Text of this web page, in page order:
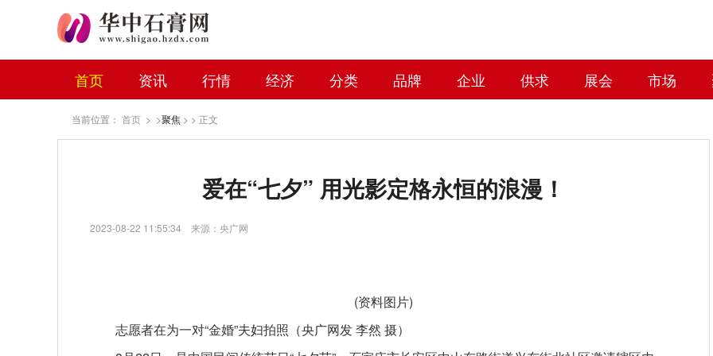
首页 资讯 行情 经济 分类 品牌 企业 供求 展会 市场
当前位置： 首页 > >聚焦 > > 正文
爱在“七夕” 用光影定格永恒的浪漫！
2023-08-22 11:55:34 来源：央广网
(资料图片)
志愿者在为一对“金婚”夫妇拍照（央广网发 李然 摄）